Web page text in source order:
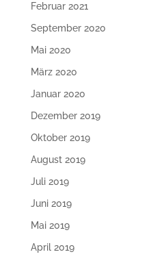
Februar 2021
September 2020
Mai 2020
März 2020
Januar 2020
Dezember 2019
Oktober 2019
August 2019
Juli 2019
Juni 2019
Mai 2019
April 2019